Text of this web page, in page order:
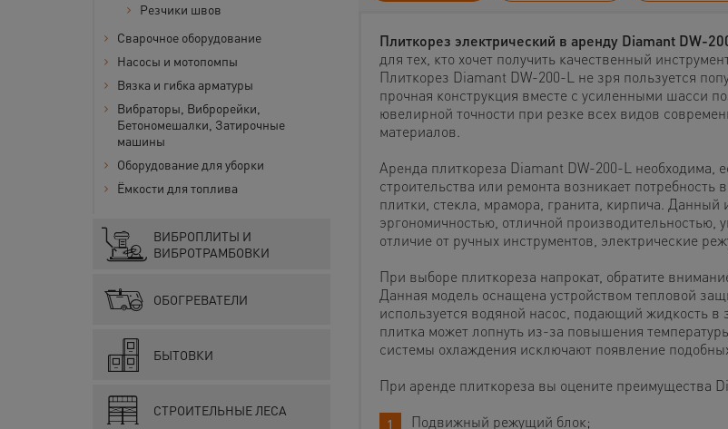
Резчики швов
Сварочное оборудование
Насосы и мотопомпы
Вязка и гибка арматуры
Вибраторы, Виброрейки,
Бетономешалки, Затирочные
машины
Оборудование для уборки
Ёмкости для топлива
ВИБРОПЛИТЫ И
ВИБРОТРАМБОВКИ
ОБОГРЕВАТЕЛИ
БЫТОВКИ
СТРОИТЕЛЬНЫЕ ЛЕСА
Плиткорез электрический в аренду Diamant DW-
для тех, кто хочет получить качественный
Плиткорез Diamant DW-200-L не зря пользуется
прочная конструкция вместе с усиленными шасси
ювелирной точности при резке всех видов
материалов.
Аренда плиткореза Diamant DW-200-L необходима,
строительства или ремонта возникает потребность
плитки, стекла, мрамора, гранита, кирпича. Данный
эргономичностью, отличной производительностью,
отличие от ручных инструментов, электрические
При выборе плиткореза напрокат, обратите
Данная модель оснащена устройством тепловой
используется водяной насос, подающий жидкость в
плитка может лопнуть из-за повышения
системы охлаждения исключают появление
При аренде плиткореза вы оцените преимущества
Подвижный режущий блок;